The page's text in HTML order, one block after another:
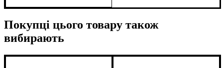
Унісекс
Покупці цього товару також
вибирають